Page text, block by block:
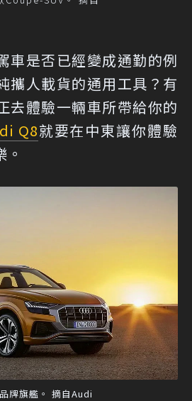
車是否已經變成通勤的例
攜人載貨的通用工具？有
去體驗一輛車所帶給你的
Q8就要在中東讓你體驗
牌旗艦。 摘自Audi